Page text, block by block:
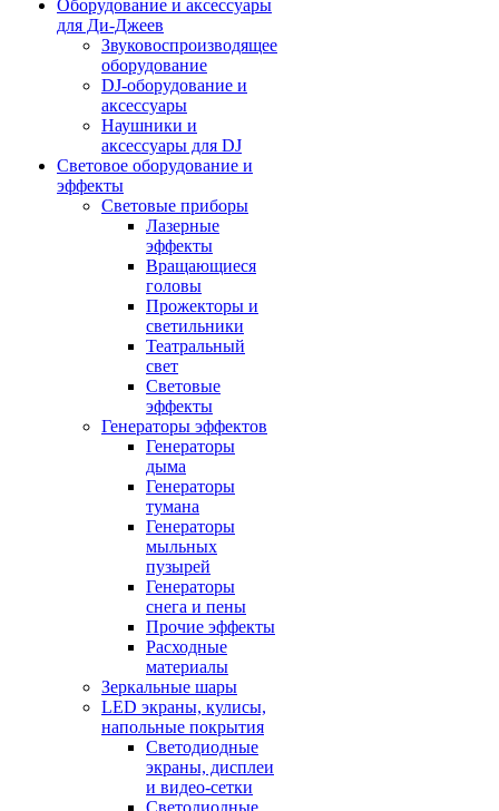
Оборудование и аксессуары
для Ди-Джеев
Звуковоспроизводящее
оборудование
DJ-оборудование и
аксессуары
Наушники и
аксессуары для DJ
Световое оборудование и
эффекты
Световые приборы
Лазерные
эффекты
Вращающиеся
головы
Прожекторы и
светильники
Театральный
свет
Световые
эффекты
Генераторы эффектов
Генераторы
дыма
Генераторы
тумана
Генераторы
мыльных
пузырей
Генераторы
снега и пены
Прочие эффекты
Расходные
материалы
Зеркальные шары
LED экраны, кулисы,
напольные покрытия
Светодиодные
экраны, дисплеи
и видео-сетки
Светодиодные